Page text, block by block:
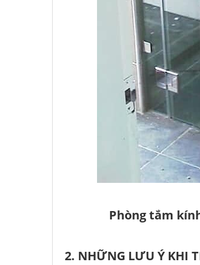
Phòng tắm
2. NHỮNG LƯU Ý KHI